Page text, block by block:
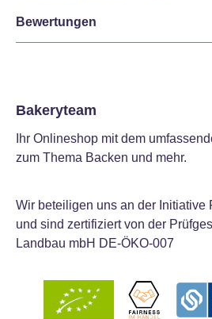
Bewertungen
Bakeryteam
Ihr Onlineshop mit dem
zum Thema Backen und mehr.
Wir beteiligen uns an der Initiative
und sind zertifiziert von der
Landbau mbH DE-ÖKO-007